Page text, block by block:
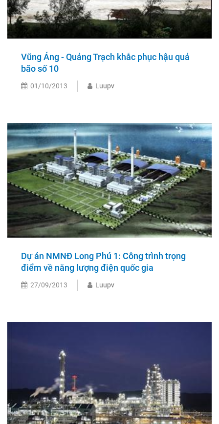
Vũng Áng - Quảng Trạch khắc phục hậu quả
bão số 10
01/10/2013 Luupv
Dự án NMNĐ Long Phú 1: Công trình trọng
điểm về năng lượng điện quốc gia
27/09/2013 Luupv